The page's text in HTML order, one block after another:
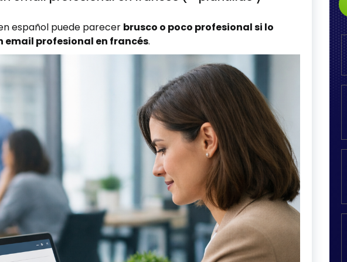
español puede parecer brusco o poco profesional si lo
email profesional en francés.